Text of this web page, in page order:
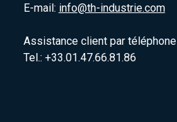
E-mail: info@th-industrie.com
Assistance client par téléphone
Tel.: +33.01.47.66.81.86